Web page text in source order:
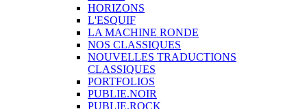
HORIZONS
L'ESQUIF
LA MACHINE RONDE
NOS CLASSIQUES
NOUVELLES TRADUCTIONS
CLASSIQUES
PORTFOLIOS
PUBLIE.NOIR
PUBLIE.ROCK